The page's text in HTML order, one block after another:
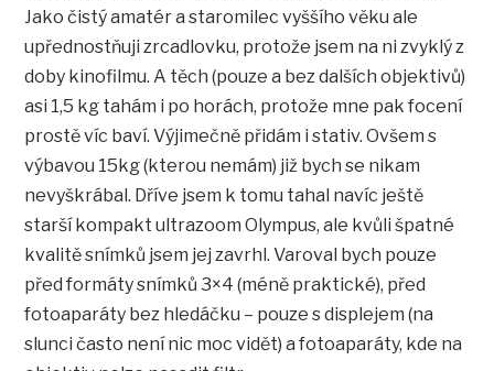
Jako čistý amatér a staromilec vyššího věku ale
upřednostňuji zrcadlovku, protože jsem na ni zvyklý z
doby kinofilmu. A těch (pouze a bez dalších objektivů)
asi 1,5 kg tahám i po horách, protože mne pak focení
prostě víc baví. Výjimečně přidám i stativ. Ovšem s
výbavou 15kg (kterou nemám) již bych se nikam
nevyškrábal. Dříve jsem k tomu tahal navíc ještě
starší kompakt ultrazoom Olympus, ale kvůli špatné
kvalitě snímků jsem jej zavrhl. Varoval bych pouze
před formáty snímků 3×4 (méně praktické), před
fotoaparáty bez hledáčku – pouze s displejem (na
slunci často není nic moc vidět) a fotoaparáty, kde na